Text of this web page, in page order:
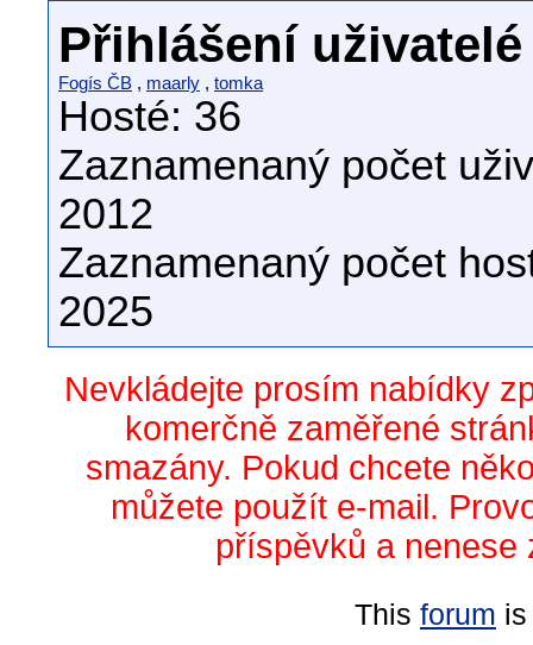
Přihlášení uživatelé
Fogís ČB , maarly , tomka
Hosté: 36
Zaznamenaný počet
2012
Zaznamenaný počet
2025
Nevkládejte prosím nabídky
komerčně zaměřené
smazány. Pokud chcete
můžete použít e-mail.
příspěvků a nenese
This forum